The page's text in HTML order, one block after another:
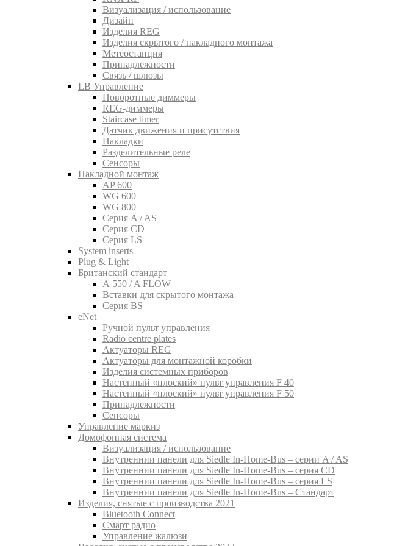
Визуализация / использование
Дизайн
Изделия REG
Изделия скрытого / накладного монтажа
Метеостанция
Принадлежности
Связь / шлюзы
LB Управление
Поворотные диммеры
REG-диммеры
Staircase timer
Датчик движения и присутствия
Накладки
Разделительные реле
Сенсоры
Накладной монтаж
AP 600
WG 600
WG 800
Серия A / AS
Серия CD
Серия LS
System inserts
Plug & Light
Британский стандарт
A 550 / A FLOW
Вставки для скрытого монтажа
Серия BS
eNet
Pучной пульт управления
Radio centre plates
Актуаторы REG
Актуаторы для монтажной коробки
Изделия системных приборов
Настенный «плоский» пульт управления F 40
Настенный «плоский» пульт управления F 50
Принадлежности
Сенсоры
Управление маркиз
Домофонная система
Визуализация / использование
Внутреннии панели для Siedle In-Home-Bus – серии A / AS
Внутреннии панели для Siedle In-Home-Bus – серия CD
Внутреннии панели для Siedle In-Home-Bus – серия LS
Внутреннии панели для Siedle In-Home-Bus – Стандарт
Изделия, снятые с производства 2021
Bluetooth Connect
Смарт радио
Управление жалюзи